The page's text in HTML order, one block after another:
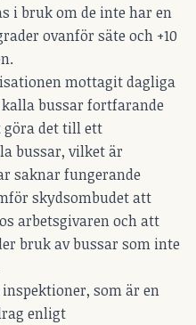
i bruk om de inte har en
ovanför säte och +10
mottagit dagliga
bussar fortfarande
göra det till ett
bussar, vilket är
saknar fungerande
skydsombudet att
arbetsgivaren och att
bruk av bussar som inte
som är en
enligt